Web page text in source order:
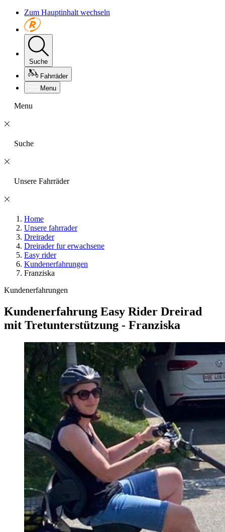
Zum Hauptinhalt wechseln
Suche
Fahrräder
Menu
Menu
Suche
Unsere Fahrräder
Home
Unsere fahrrader
Dreirader
Dreirader fur erwachsene
Easy rider
Kundenerfahrungen
Franziska
Kundenerfahrungen
Kundenerfahrung Easy Rider Dreirad
mit Tretunterstützung - Franziska